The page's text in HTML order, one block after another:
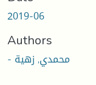
2019-06
Authors
- محمدي, زهية